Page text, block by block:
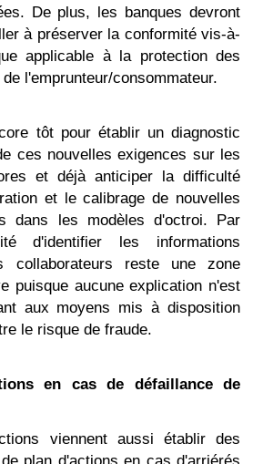
De plus, les banques devront
à préserver la conformité vis-à-
applicable à la protection des
l'emprunteur/consommateur.
tôt pour établir un diagnostic
ces nouvelles exigences sur les
et déjà anticiper la difficulté
et le calibrage de nouvelles
dans les modèles d'octroi. Par
d'identifier les informations
collaborateurs reste une zone
puisque aucune explication n'est
aux moyens mis à disposition
le risque de fraude.
en cas de défaillance de
viennent aussi établir des